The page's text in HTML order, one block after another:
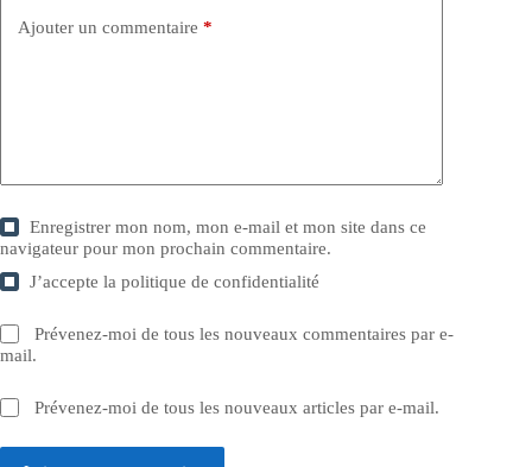
Ajouter un commentaire *
Enregistrer mon nom, mon e-mail et mon site dans ce
navigateur pour mon prochain commentaire.
J’accepte lapolitique de confidentialité
Prévenez-moi de tous les nouveaux commentaires par e-
mail.
Prévenez-moi de tous les nouveaux articles par e-mail.